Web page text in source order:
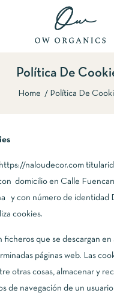
Política De
Home Política De
https://naloudecor.com
domicilio en Calle
y con número de identidad
cookies.
ficheros que se descargan en
páginas web. Las
otras cosas, almacenar y
de navegación de un